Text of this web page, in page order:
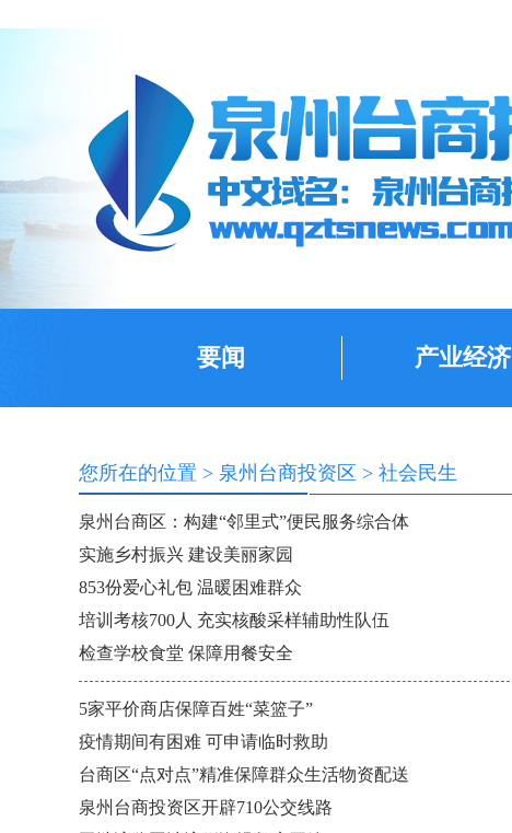
要闻 产业经济
您所在的位置 > 泉州台商投资区 > 社会民生
泉州台商区：构建“邻里式”便民服务综合体
实施乡村振兴 建设美丽家园
853份爱心礼包 温暖困难群众
培训考核700人 充实核酸采样辅助性队伍
检查学校食堂 保障用餐安全
5家平价商店保障百姓“菜篮子”
疫情期间有困难 可申请临时救助
台商区“点对点”精准保障群众生活物资配送
泉州台商投资区开辟710公交线路